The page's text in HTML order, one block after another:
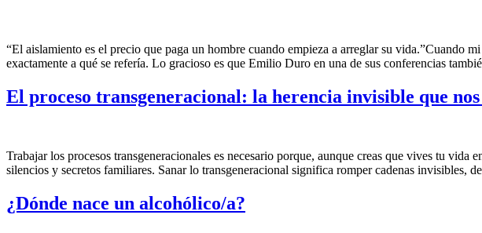
“El aislamiento es el precio que paga un hombre cuando empieza a arreglar su vida.”Cuando
exactamente a qué se refería. Lo gracioso es que Emilio Duro en una de sus conferencias
El proceso transgeneracional: la herencia invisible que
Trabajar los procesos transgeneracionales es necesario porque, aunque creas que vives tu
silencios y secretos familiares. Sanar lo transgeneracional significa romper cadenas
¿Dónde nace un alcohólico/a?